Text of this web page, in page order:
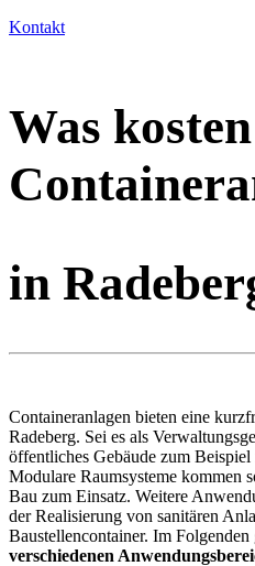
Kontakt
Was kosten
in
Containeranlagen bieten eine
Radeberg. Sei es als
öffentliches Gebäude zum
Modulare Raumsysteme kommen
Bau zum Einsatz. Weitere
der Realisierung von sanitären
Baustellencontainer. Im
verschiedenen